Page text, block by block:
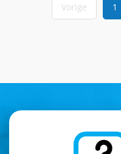
Vorige 1